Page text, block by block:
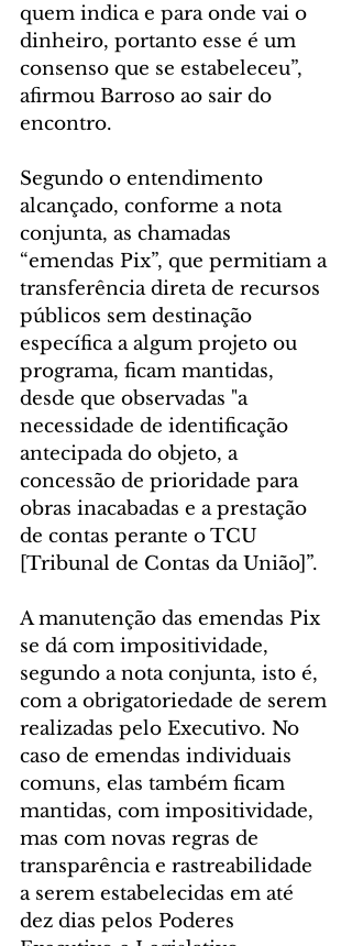
quem indica e para onde vai o
dinheiro, portanto esse é um
consenso que se estabeleceu”,
afirmou Barroso ao sair do
encontro.
Segundo o entendimento
alcançado, conforme a nota
conjunta, as chamadas
“emendas Pix”, que permitiam a
transferência direta de recursos
públicos sem destinação
específica a algum projeto ou
programa, ficam mantidas,
desde que observadas "a
necessidade de identificação
antecipada do objeto, a
concessão de prioridade para
obras inacabadas e a prestação
de contas perante o TCU
[Tribunal de Contas da União]”.
A manutenção das emendas Pix
se dá com impositividade,
segundo a nota conjunta, isto é,
com a obrigatoriedade de serem
realizadas pelo Executivo. No
caso de emendas individuais
comuns, elas também ficam
mantidas, com impositividade,
mas com novas regras de
transparência e rastreabilidade
a serem estabelecidas em até
dez dias pelos Poderes